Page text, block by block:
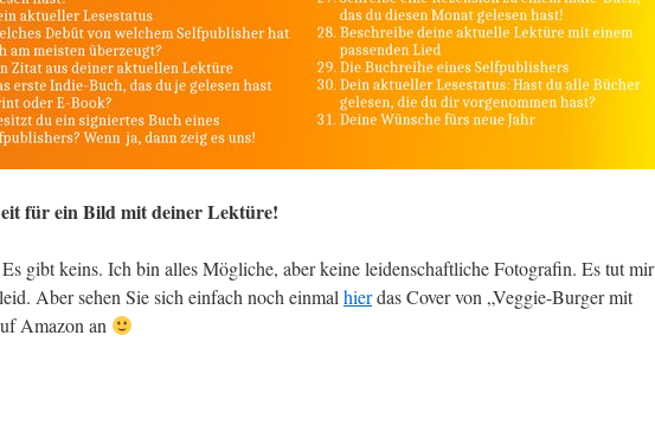
für ein Bild mit deiner Lektüre!
gibt keins. Ich bin alles Mögliche, aber keine leidenschaftliche Fotografin. Es tut mir
Aber sehen Sie sich einfach noch einmal hierdas Cover von „Veggie-Burger mit
Amazon an